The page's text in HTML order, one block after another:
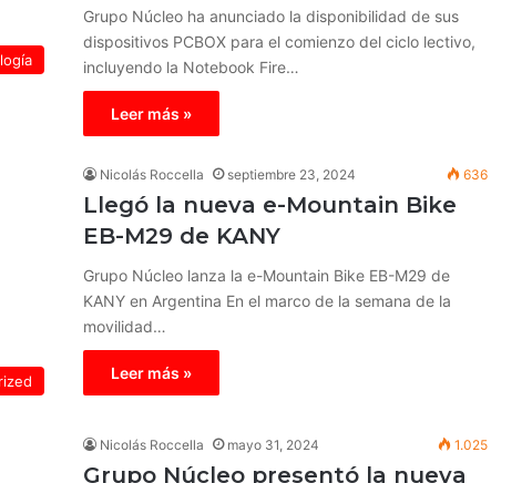
Grupo Núcleo ha anunciado la disponibilidad de sus
dispositivos PCBOX para el comienzo del ciclo lectivo,
incluyendo la Notebook Fire…
Leer más »
Nicolás Roccella septiembre 23, 2024 636
Llegó la nueva e-Mountain Bike
EB-M29 de KANY
Grupo Núcleo lanza la e-Mountain Bike EB-M29 de
KANY en Argentina En el marco de la semana de la
movilidad…
Leer más »
Nicolás Roccella mayo 31, 2024 1.025
Grupo Núcleo presentó la nueva